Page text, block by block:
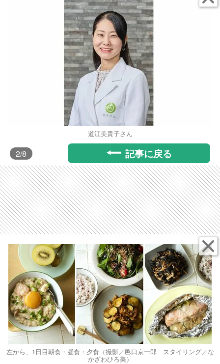
道江美貴子さん
2/8 記事に戻る
左から、1日目朝食・昼食・夕食（撮影／邑口京一郎 スタイリング／な
かざわひろ美）